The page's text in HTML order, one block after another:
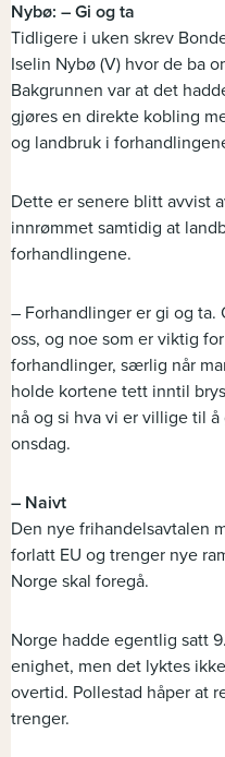
Nybø: – Gi og ta
Tidligere i uken skrev
Iselin Nybø (V) hvor de ba
Bakgrunnen var at det
gjøres en direkte kobling
og landbruk i
Dette er senere blitt avvist
innrømmet samtidig at
forhandlingene.
– Forhandlinger er gi og ta.
oss, og noe som er viktig
forhandlinger, særlig når
holde kortene tett inntil
nå og si hva vi er villige til
onsdag.
– Naivt
Den nye frihandelsavtalen
forlatt EU og trenger nye
Norge skal foregå.
Norge hadde egentlig satt
enighet, men det lyktes
overtid. Pollestad håper at
trenger.